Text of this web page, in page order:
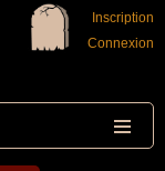
Inscription
Connexion